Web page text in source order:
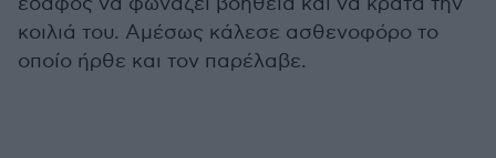
κοιλιά του. Αμέσως κάλεσε ασθενοφόρο το
οποίο ήρθε και τον παρέλαβε.